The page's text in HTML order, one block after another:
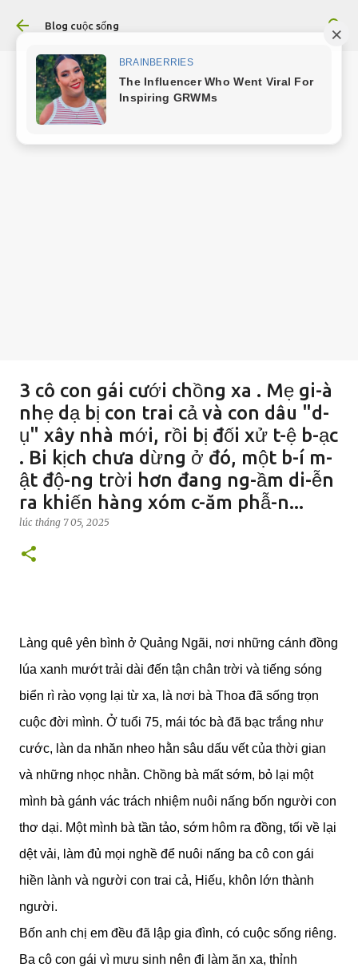
Chuyển đến nội dung chính
Blog cuộc sống
3 cô con gái cưới chồng xa . Mẹ gi-à
nhẹ dạ bị con trai cả và con dâu "d-
ụ" xây nhà mới, rồi bị đối xử t-ệ b-ạc
. Bi kịch chưa dừng ở đó, một b-í m-
ật độ-ng trời hơn đang ng-ầm di-ễn
ra khiến hàng xóm c-ăm phẫ-n...
lúc tháng 7 05, 2025
Làng quê yên bình ở Quảng Ngãi, nơi những cánh đồng
lúa xanh mướt trải dài đến tận chân trời và tiếng sóng
biển rì rào vọng lại từ xa, là nơi bà Thoa đã sống trọn
cuộc đời mình. Ở tuổi 75, mái tóc bà đã bạc trắng như
cước, làn da nhăn nheo hằn sâu dấu vết của thời gian
và những nhọc nhằn. Chồng bà mất sớm, bỏ lại một
mình bà gánh vác trách nhiệm nuôi nấng bốn người con
thơ dại. Một mình bà tần tảo, sớm hôm ra đồng, tối về lại
dệt vải, làm đủ mọi nghề để nuôi nấng ba cô con gái
hiền lành và người con trai cả, Hiếu, khôn lớn thành
người.
Bốn anh chị em đều đã lập gia đình, có cuộc sống riêng.
Ba cô con gái vì mưu sinh nên đi làm ăn xa, thỉnh